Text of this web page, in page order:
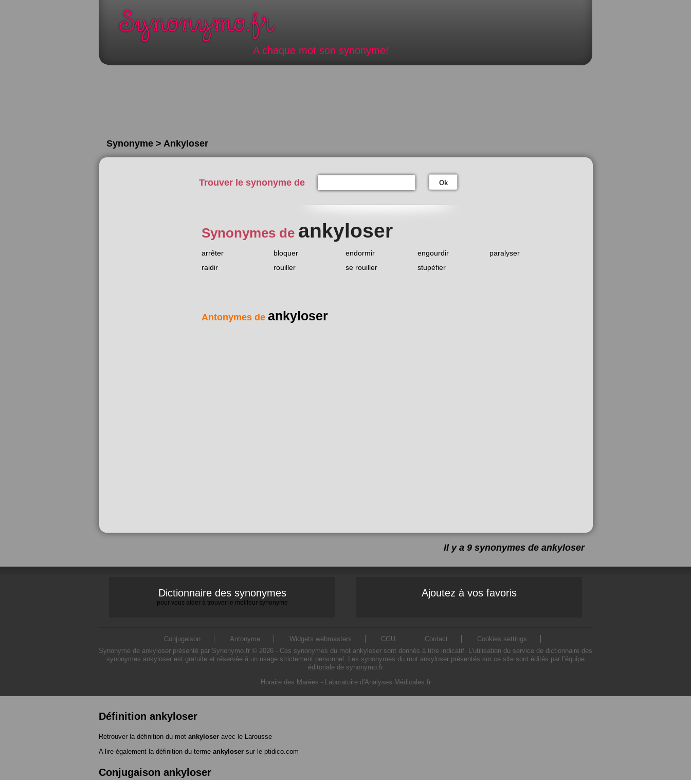
A chaque mot son synonyme!
Synonyme > Ankyloser
Trouver le synonyme de Ok
Synonymes de ankyloser
arrêter bloquer endormir engourdir
paralyser
raidir
rouiller se rouiller stupéfier
Antonymes de ankyloser
Il y a 9 synonymes de ankyloser
Dictionnaire des synonymes
pour vous aider à trouver le meilleur synonyme
Ajoutez à vos favoris
Conjugaison Antonyme Widgets webmasters CGU Contact
Cookies settings
Synonyme de ankyloser présenté par Synonymo.fr © 2026 - Ces synonymes du mot ankyloser sont donnés à titre indicatif. L'utilisation du service de dictionnaire des
synonymes ankyloser est gratuite et réservée à un usage strictement personnel. Les synonymes du mot ankyloser présentés sur ce site sont édités par l’équipe
éditoriale de synonymo.fr
Horaire des Marées - Laboratoire d'Analyses Médicales.fr
Définition ankyloser
Retrouver la définition du mot ankyloser avec le Larousse
A lire également la définition du terme ankyloser sur le ptidico.com
Conjugaison ankyloser